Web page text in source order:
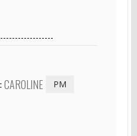
CAROLINE PM